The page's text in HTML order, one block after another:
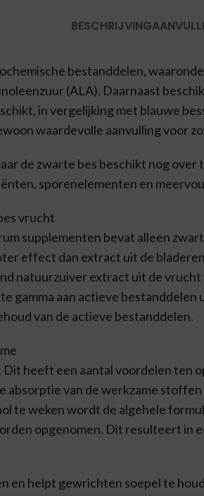
BESCHRIJVING
bestanddelen,
(ALA). Daarnaast
in vergelijking met blauwe
waardevolle aanvulling voor
de zwarte bes beschikt nog
sporenelementen en
vrucht
supplementen bevat alleen
effect dan extract uit de
natuurzuiver extract uit de
gamma aan actieve
van de actieve bestanddelen.
heeft een aantal voordelen
van de werkzame
te weken wordt de algehele
opgenomen. Dit resulteert in
en helpt gewrichten soepel te